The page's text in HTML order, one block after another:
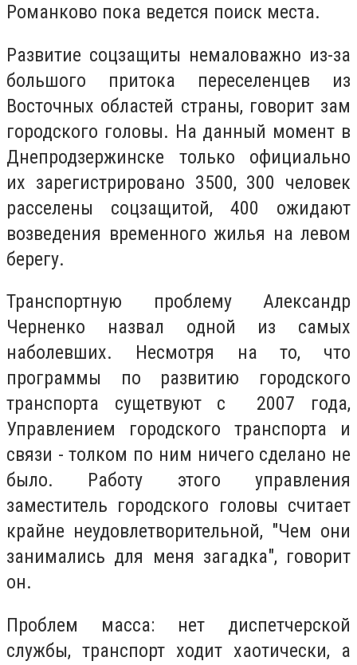
Романково пока ведется поиск места.
Развитие соцзащиты немаловажно из-за
большого притока переселенцев из
Восточных областей страны, говорит зам
городского головы. На данный момент в
Днепродзержинске только официально
их зарегистрировано 3500, 300 человек
расселены соцзащитой, 400 ожидают
возведения временного жилья на левом
берегу.
Транспортную проблему Александр
Черненко назвал одной из самых
наболевших. Несмотря на то, что
программы по развитию городского
транспорта сущетвуют с 2007 года,
Управлением городского транспорта и
связи - толком по ним ничего сделано не
было. Работу этого управления
заместитель городского головы считает
крайне неудовлетворительной, "Чем они
занимались для меня загадка", говорит
он.
Проблем масса: нет диспетчерской
службы, транспорт ходит хаотически, а